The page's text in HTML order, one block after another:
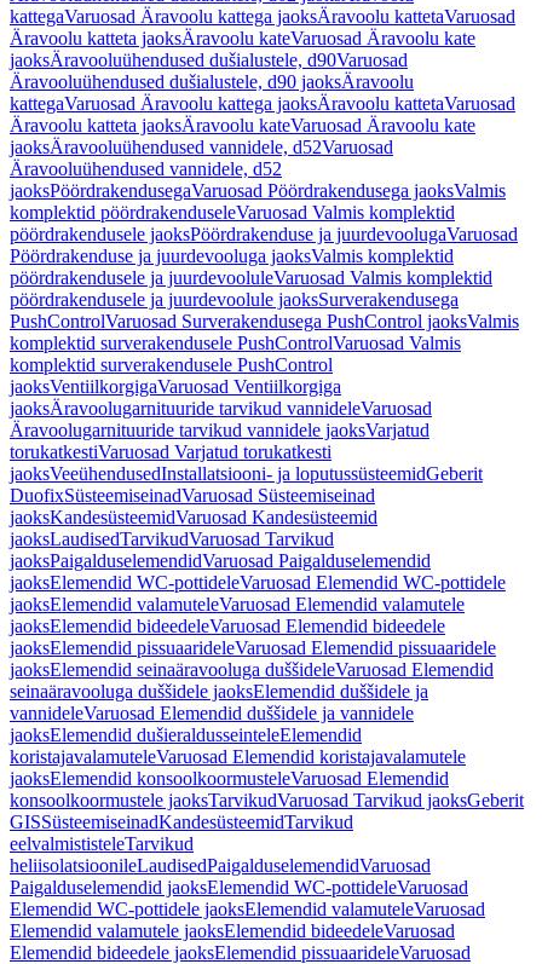
kattegaVaruosad Äravoolu kattega jaoksÄravoolu kattetaVaruosad
Äravoolu katteta jaoksÄravoolu kateVaruosad Äravoolu kate
jaoksÄravooluühendused dušialustele, d90Varuosad
Äravooluühendused dušialustele, d90 jaoksÄravoolu
kattegaVaruosad Äravoolu kattega jaoksÄravoolu kattetaVaruosad
Äravoolu katteta jaoksÄravoolu kateVaruosad Äravoolu kate
jaoksÄravooluühendused vannidele, d52Varuosad
Äravooluühendused vannidele, d52
jaoksPöördrakendusegaVaruosad Pöördrakendusega jaoksValmis
komplektid pöördrakenduseleVaruosad Valmis komplektid
pöördrakendusele jaoksPöördrakenduse ja juurdevoolugaVaruosad
Pöördrakenduse ja juurdevooluga jaoksValmis komplektid
pöördrakendusele ja juurdevooluleVaruosad Valmis komplektid
pöördrakendusele ja juurdevoolule jaoksSurverakendusega
PushControlVaruosad Surverakendusega PushControl jaoksValmis
komplektid surverakendusele PushControlVaruosad Valmis
komplektid surverakendusele PushControl
jaoksVentiilkorgigaVaruosad Ventiilkorgiga
jaoksÄravoolugarnituuride tarvikud vannideleVaruosad
Äravoolugarnituuride tarvikud vannidele jaoksVarjatud
torukatkestiVaruosad Varjatud torukatkesti
jaoksVeeühendusedInstallatsiooni- ja loputussüsteemidGeberit
DuofixSüsteemiseinadVaruosad Süsteemiseinad
jaoksKandesüsteemidVaruosad Kandesüsteemid
jaoksLaudisedTarvikudVaruosad Tarvikud
jaoksPaigalduselemendidVaruosad Paigalduselemendid
jaoksElemendid WC-pottideleVaruosad Elemendid WC-pottidele
jaoksElemendid valamuteleVaruosad Elemendid valamutele
jaoksElemendid bideedeleVaruosad Elemendid bideedele
jaoksElemendid pissuaarideleVaruosad Elemendid pissuaaridele
jaoksElemendid seinaäravooluga duššideleVaruosad Elemendid
seinaäravooluga duššidele jaoksElemendid duššidele ja
vannideleVaruosad Elemendid duššidele ja vannidele
jaoksElemendid dušieraldusseinteleElemendid
koristajavalamuteleVaruosad Elemendid koristajavalamutele
jaoksElemendid konsoolkoormusteleVaruosad Elemendid
konsoolkoormustele jaoksTarvikudVaruosad Tarvikud jaoksGeberit
GISSüsteemiseinadKandesüsteemidTarvikud
eelvalmististeleTarvikud
heliisolatsioonileLaudisedPaigalduselemendidVaruosad
Paigalduselemendid jaoksElemendid WC-pottideleVaruosad
Elemendid WC-pottidele jaoksElemendid valamuteleVaruosad
Elemendid valamutele jaoksElemendid bideedeleVaruosad
Elemendid bideedele jaoksElemendid pissuaarideleVaruosad